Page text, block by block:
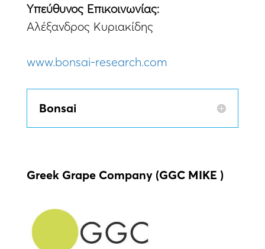
Yπεύθυνος Eπικοινωνίας:
Αλέξανδρος Κυριακίδης
www.bonsai-research.com
Bonsai
Greek Grape Company (GGC MIKE )